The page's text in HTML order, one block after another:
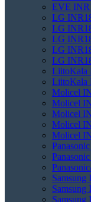
EVE
LG
LG
LG
LG
LG
LiitoKala
LiitoKala
Molicel
Molicel
Molicel
Molicel
Molicel
Samsung
Samsung
Samsung